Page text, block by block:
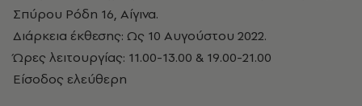
Σπύρου Ρόδη 16, Αίγινα.
Διάρκεια έκθεσης: Ως 10 Αυγούστου 2022.
Ώρες λειτουργίας: 11.00-13.00 & 19.00-21.00
Είσοδος ελεύθερη